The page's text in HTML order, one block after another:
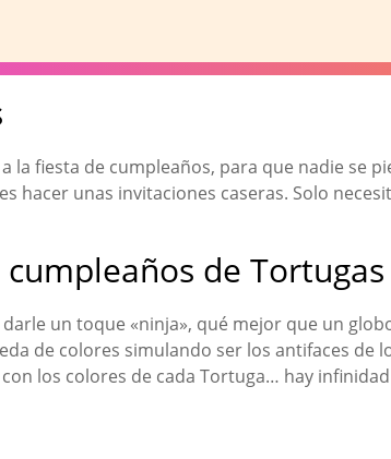
fiesta de cumpleaños, para que nadie se
hacer unas invitaciones caseras. Solo
de
un toque «ninja», qué mejor que un
de colores simulando ser los antifaces de
los colores de cada Tortuga… hay